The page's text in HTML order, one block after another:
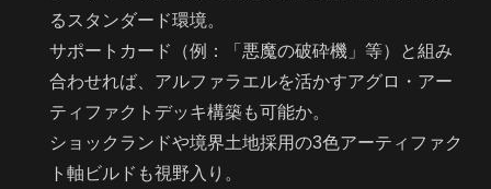
るスタンダード環境。
サポートカード（例：「悪魔の破砕機」等）と組み
合わせれば、アルファラエルを活かすアグロ・アー
ティファクトデッキ構築も可能か。
ショックランドや境界土地採用の3色アーティファク
ト軸ビルドも視野入り。